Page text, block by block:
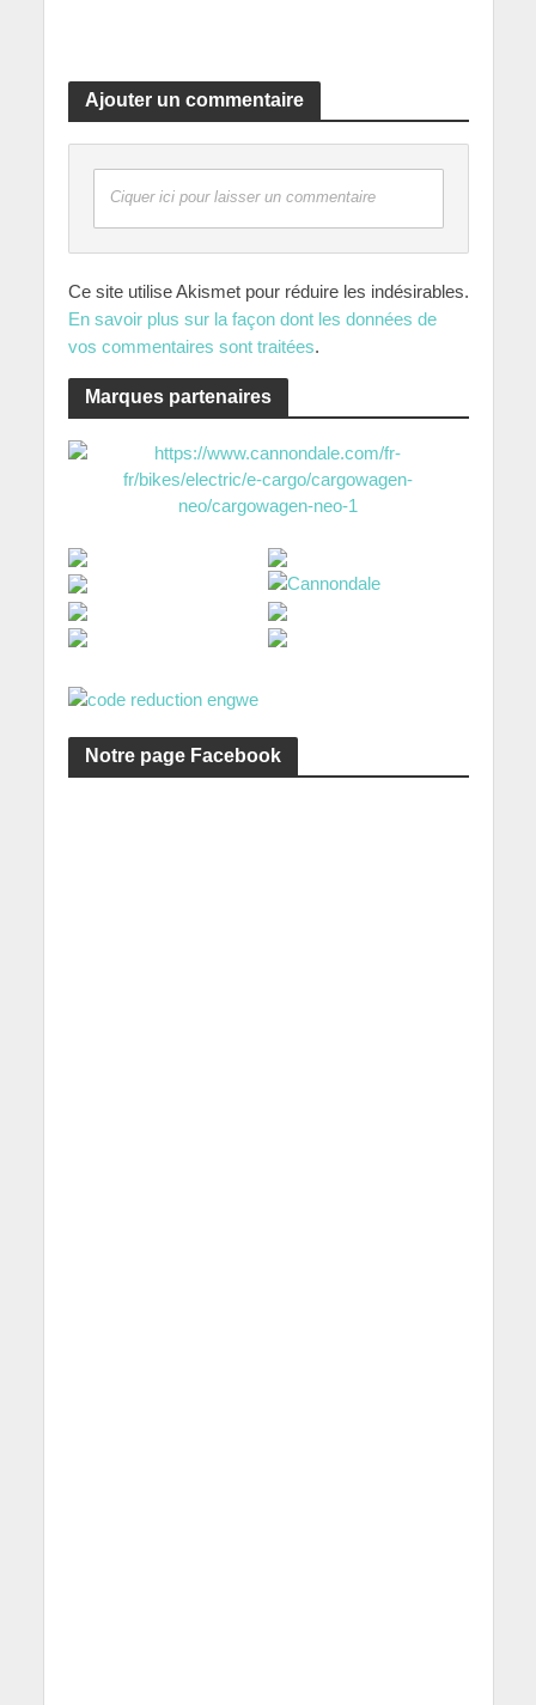
Ajouter un commentaire
Ciquer ici pour laisser un commentaire
Ce site utilise Akismet pour réduire les indésirables.
En savoir plus sur la façon dont les données de
vos commentaires sont traitées.
Marques partenaires
Notre page Facebook